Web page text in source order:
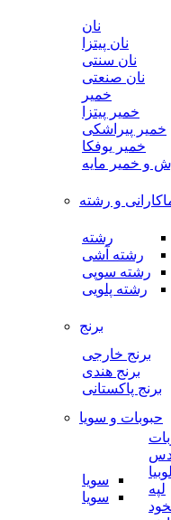
نان
نان پیتزا
نان سنتی
نان صنعتی
خمیر
خمیر پیتزا
خمیر پیراشکی
خمیر یوفکا
و خمیر مایه
و رشته
رشته
رشته آشی
رشته سوپی
رشته پلویی
برنج
برنج خارجی
برنج هندی
برنج پاکستانی
حبوبات و سویا
لپه
سویا
سویا